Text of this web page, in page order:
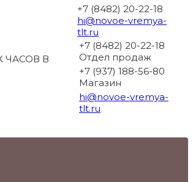
В
+7 (8482) 20-22-18
hi@novoe-vremya-
tlt.ru
+7 (8482) 20-22-18
Отдел продаж
+7 (937) 188-56-80
Магазин
hi@novoe-vremya-
tlt.ru